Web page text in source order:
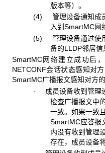
版本等）。
(4) 管理设备通知成
入到SmartMC网
(5) 管理设备通过使
备的LLDP邻居信
SmartMC网络建立成功后
NETCONF会话状态感知对
SmartMC广播报文感知对方的
· 成员设备收到管理
检查广播报文中
一致。如果一致
SmartMC应答报
内没有收到管理
存在，成员设备